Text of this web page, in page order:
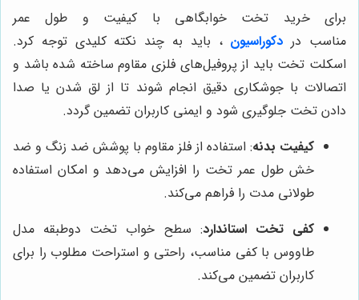
برای خرید تخت خوابگاهی با کیفیت و طول عمر
مناسب در دکوراسیون ، باید به چند نکته کلیدی توجه کرد.
اسکلت تخت باید از پروفیل‌های فلزی مقاوم ساخته شده باشد و
اتصالات با جوشکاری دقیق انجام شوند تا از لق شدن یا صدا
دادن تخت جلوگیری شود و ایمنی کاربران تضمین گردد.
کیفیت بدنه: استفاده از فلز مقاوم با پوشش ضد زنگ و ضد
خش طول عمر تخت را افزایش می‌دهد و امکان استفاده
طولانی مدت را فراهم می‌کند.
کفی تخت استاندارد: سطح خواب تخت دوطبقه مدل
طاووس با کفی مناسب، راحتی و استراحت مطلوب را برای
کاربران تضمین می‌کند.